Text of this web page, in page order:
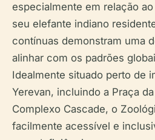
especialmente em relação
seu elefante indiano
contínuas demonstram uma
alinhar com os padrões
Idealmente situado perto de
Yerevan, incluindo a Praça
Complexo Cascade, o
facilmente acessível e